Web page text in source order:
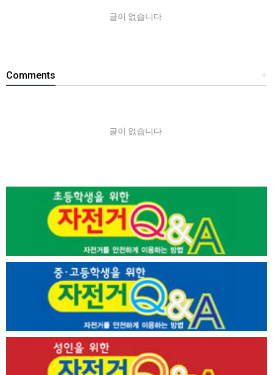
글이 없습니다.
+
Comments
글이 없습니다.